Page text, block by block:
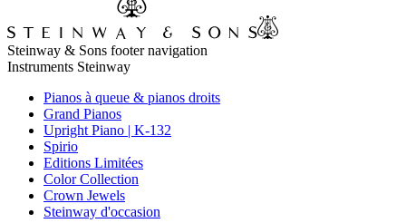
Steinway & Sons footer navigation
Instruments Steinway
Pianos à queue & pianos droits
Grand Pianos
Upright Piano | K-132
Spirio
Editions Limitées
Color Collection
Crown Jewels
Steinway d'occasion